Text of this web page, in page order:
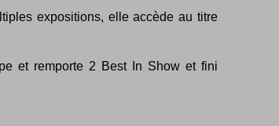
expositions, elle accède au titre
et remporte 2 Best In Show et fini